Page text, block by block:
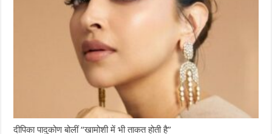
दीपिका पादुकोण बोलीं “खामोशी में भी ताकत होती है”